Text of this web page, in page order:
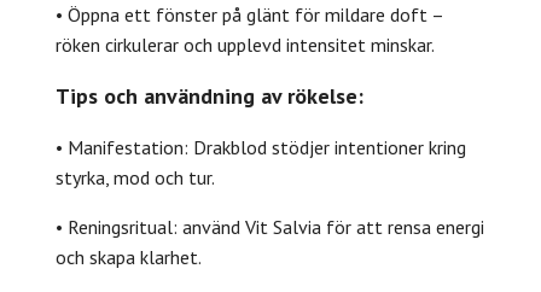
• Öppna ett fönster på glänt för mildare doft –
röken cirkulerar och upplevd intensitet minskar.
Tips och användning av rökelse:
• Manifestation: Drakblod stödjer intentioner kring
styrka, mod och tur.
• Reningsritual: använd Vit Salvia för att rensa energi
och skapa klarhet.